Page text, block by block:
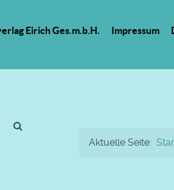
Eirich Ges.m.b.H. Impressum
Aktuelle Seite: